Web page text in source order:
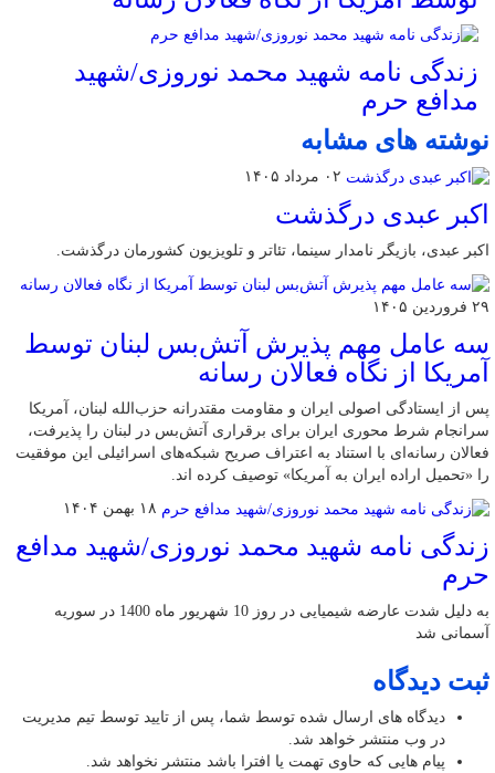
زندگی نامه شهید محمد نوروزی/شهید
مدافع حرم
نوشته های مشابه
۰۲ مرداد ۱۴۰۵
اکبر عبدی درگذشت
اکبر عبدی، بازیگر نامدار سینما، تئاتر و تلویزیون کشورمان درگذشت.
۲۹ فروردین ۱۴۰۵
سه عامل مهم پذیرش آتش‌بس لبنان توسط
آمریکا از نگاه فعالان رسانه
پس از ایستادگی اصولی ایران و مقاومت مقتدرانه حزب‌الله لبنان، آمریکا
سرانجام شرط محوری ایران برای برقراری آتش‌بس در لبنان را پذیرفت،
فعالان رسانه‌ای با استناد به اعتراف صریح شبکه‌های اسرائیلی این موفقیت
را «تحمیل اراده ایران به آمریکا» توصیف کرده اند.
۱۸ بهمن ۱۴۰۴
زندگی نامه شهید محمد نوروزی/شهید مدافع
حرم
به دلیل شدت عارضه شیمیایی در روز 10 شهریور ماه 1400 در سوریه
آسمانی شد
ثبت دیدگاه
دیدگاه های ارسال شده توسط شما، پس از تایید توسط تیم مدیریت
در وب منتشر خواهد شد.
پیام هایی که حاوی تهمت یا افترا باشد منتشر نخواهد شد.